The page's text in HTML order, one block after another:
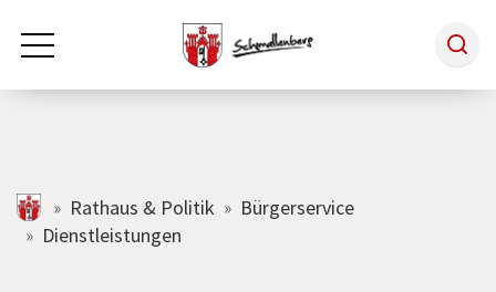
Zum Hauptinhalt springen
Rathaus & Politik
schmallenberg.de
Rathaus & Politik
Bürgerservice
Dienstleistungen